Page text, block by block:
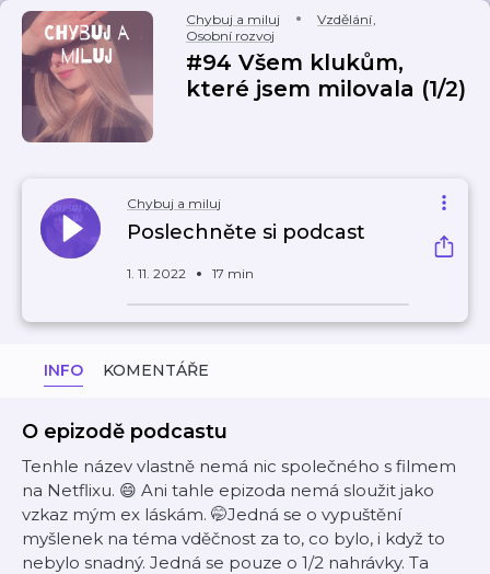
Chybuj a miluj Vzdělání,
Osobní rozvoj
#94 Všem klukům,
které jsem milovala (1/2)
Chybuj a miluj
Poslechněte si podcast
1. 11. 2022 17 min
INFO KOMENTÁŘE
O epizodě podcastu
Tenhle název vlastně nemá nic společného s filmem
na Netflixu. 😄 Ani tahle epizoda nemá sloužit jako
vzkaz mým ex láskám. 🤭Jedná se o vypuštění
myšlenek na téma vděčnost za to, co bylo, i když to
nebylo snadný. Jedná se pouze o 1/2 nahrávky. Ta